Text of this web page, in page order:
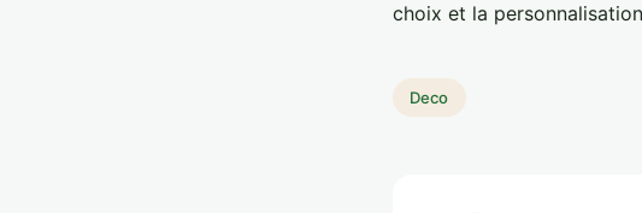
choix et la
Deco